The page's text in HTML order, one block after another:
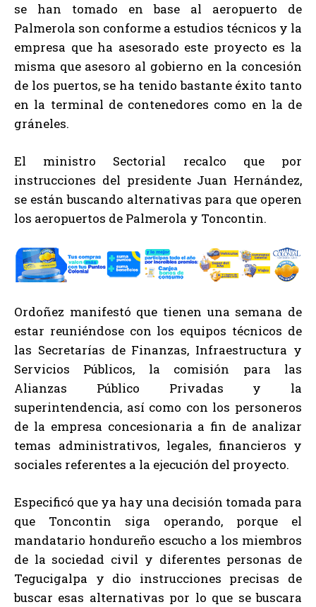
se han tomado en base al aeropuerto de
Palmerola son conforme a estudios técnicos y la
empresa que ha asesorado este proyecto es la
misma que asesoro al gobierno en la concesión
de los puertos, se ha tenido bastante éxito tanto
en la terminal de contenedores como en la de
gráneles.
El ministro Sectorial recalco que por
instrucciones del presidente Juan Hernández,
se están buscando alternativas para que operen
los aeropuertos de Palmerola y Toncontin.
Ordoñez manifestó que tienen una semana de
estar reuniéndose con los equipos técnicos de
las Secretarías de Finanzas, Infraestructura y
Servicios Públicos, la comisión para las
Alianzas Público Privadas y la
superintendencia, así como con los personeros
de la empresa concesionaria a fin de analizar
temas administrativos, legales, financieros y
sociales referentes a la ejecución del proyecto.
Especificó que ya hay una decisión tomada para
que Toncontin siga operando, porque el
mandatario hondureño escucho a los miembros
de la sociedad civil y diferentes personas de
Tegucigalpa y dio instrucciones precisas de
buscar esas alternativas por lo que se buscara